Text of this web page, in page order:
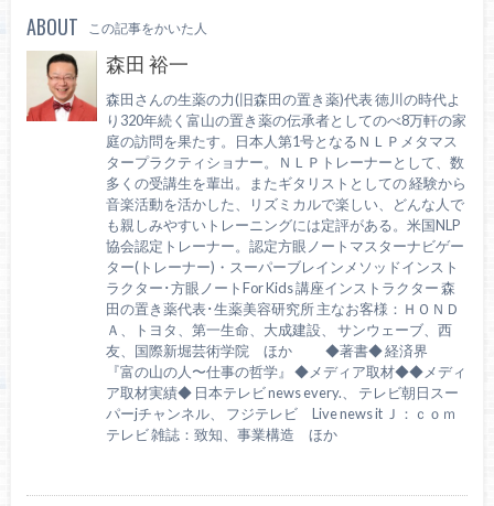
ABOUT この記事をかいた人
森田 裕一
森田さんの生薬の力(旧森田の置き薬)代表 徳川の時代よ
り320年続く富山の置き薬の伝承者としてのべ8万軒の家
庭の訪問を果たす。日本人第1号となるＮＬＰメタマス
タープラクティショナー。ＮＬＰトレーナーとして、数
多くの受講生を輩出。またギタリストとしての 経験から
音楽活動を活かした、リズミカルで楽しい、どんな人で
も親しみやすいトレーニングには定評がある。米国NLP
協会認定トレーナー。認定方眼ノートマスターナビゲー
ター(トレーナー)・スーパーブレインメソッドインスト
ラクター･方眼ノートFor Kids 講座インストラクター 森
田の置き薬代表･生薬美容研究所 主なお客様：ＨＯＮＤ
Ａ、トヨタ、第一生命、大成建設、 サンウェーブ、西
友、国際新堀芸術学院 ほか ◆著書◆ 経済界
『富の山の人〜仕事の哲学』 ◆メディア取材◆◆メディ
ア取材実績◆ 日本テレビ news every.、 テレビ朝日スー
パーjチャンネル、 フジテレビ Live news it Ｊ：ｃｏｍ
テレビ 雑誌：致知、事業構造 ほか